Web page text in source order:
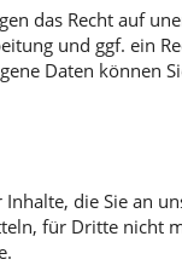
das Recht auf
und ggf. ein
Daten können
die Sie an
für Dritte